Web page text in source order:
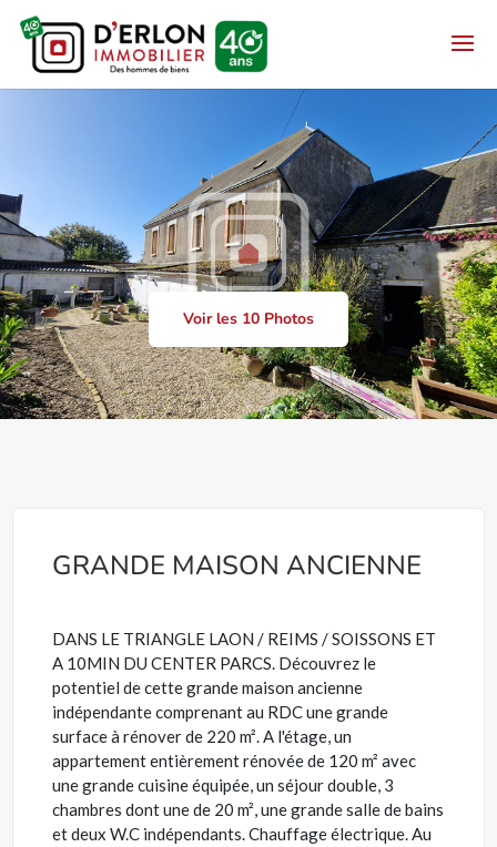
Voir les 10 Photos
GRANDE MAISON ANCIENNE
DANS LE TRIANGLE LAON / REIMS / SOISSONS ET
A 10MIN DU CENTER PARCS. Découvrez le
potentiel de cette grande maison ancienne
indépendante comprenant au RDC une grande
surface à rénover de 220 m². A l'étage, un
appartement entièrement rénovée de 120 m² avec
une grande cuisine équipée, un séjour double, 3
chambres dont une de 20 m², une grande salle de bains
et deux W.C indépendants. Chauffage électrique. Au